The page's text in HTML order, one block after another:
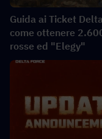
Guida ai Ticket
come ottenere
rosse ed "Elegy"